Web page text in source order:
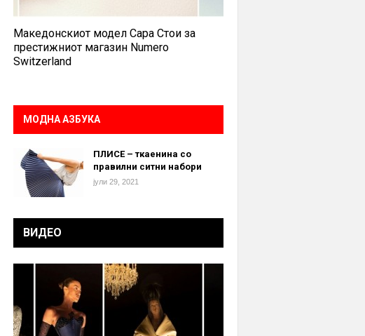
Македонскиот модел Сара Стои за
престижниот магазин Numero
Switzerland
МОДНА АЗБУКА
ПЛИСЕ – ткаенина со
правилни ситни набори
јули 29, 2021
ВИДЕО